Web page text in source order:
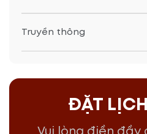
Truyền thông
ĐẶT
Vui lòng điền đầy